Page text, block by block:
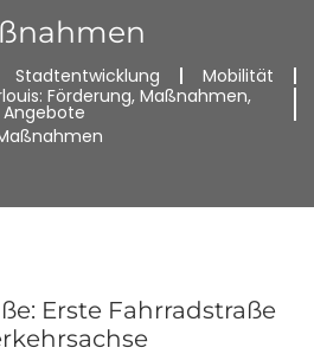
Stadtentwicklung
Mobilität
Förderung, Maßnahmen,
Angebote
Erste Fahrradstraße